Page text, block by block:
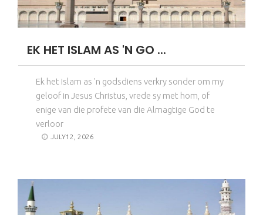
EK HET ISLAM AS 'N GO ...
Ek het Islam as 'n godsdiens verkry sonder om my
geloof in Jesus Christus, vrede sy met hom, of
enige van die profete van die Almagtige God te
verloor
JULY12, 2026